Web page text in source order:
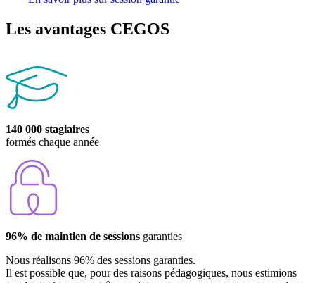
Les avantages CEGOS
140 000 stagiaires
formés chaque année
96% de maintien de sessions garanties
Nous réalisons 96% des sessions garanties.
Il est possible que, pour des raisons pédagogiques, nous estimions